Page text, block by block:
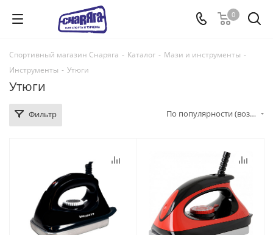
0
Спортивный магазин Снаряга - Каталог - Мази и инструменты -
Инструменты - Утюги
Утюги
Фильтр По популярности (возрастание)